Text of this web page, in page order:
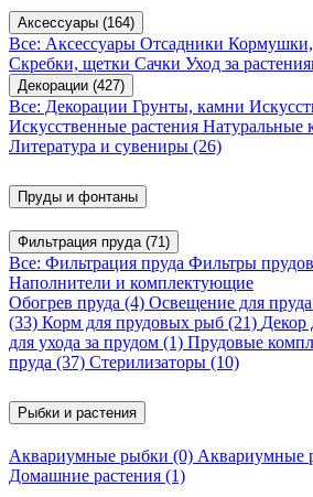
Аксессуары (164)
Все: Аксессуары Отсадники Кормушки,
Скребки, щетки Сачки Уход за
Декорации (427)
Все: Декорации Грунты, камни
Искусственные растения Натуральные
Литература и сувениры (26)
Пруды и фонтаны
Фильтрация пруда (71)
Все: Фильтрация пруда Фильтры
Наполнители и комплектующие
Обогрев пруда (4) Освещение для пруда
(33) Корм для прудовых рыб (21) Декор
для ухода за прудом (1) Прудовые
пруда (37) Стерилизаторы (10)
Рыбки и растения
Аквариумные рыбки (0) Аквариумные
Домашние растения (1)